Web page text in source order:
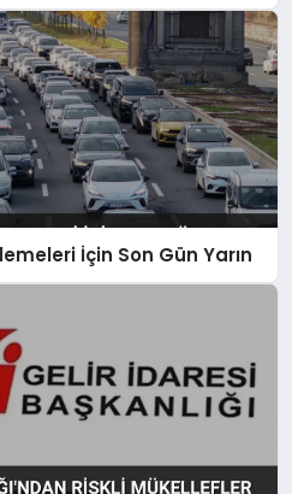
İçin Son Gün Yarın